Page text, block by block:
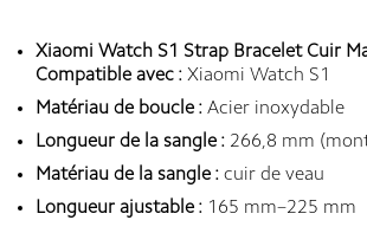
Xiaomi Watch S1 Strap Bracelet Cuir
Compatible avec : Xiaomi Watch S1
Matériau de boucle : Acier inoxydable
Longueur de la sangle : 266,8 mm
Matériau de la sangle : cuir de veau
Longueur ajustable : 165 mm–225 mm